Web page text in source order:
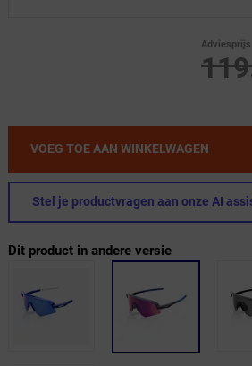
Adviesprijs
VOEG TOE AAN WINKELWAGEN
Stel je productvragen aan onze AI
Dit product in andere versie